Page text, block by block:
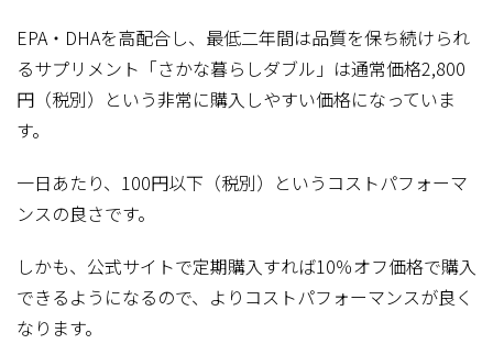
EPA・DHAを高配合し、最低二年間は品質を保ち続けられ
るサプリメント「さかな暮らしダブル」は通常価格2,800
円（税別）という非常に購入しやすい価格になっていま
す。
一日あたり、100円以下（税別）というコストパフォーマ
ンスの良さです。
しかも、公式サイトで定期購入すれば10％オフ価格で購入
できるようになるので、よりコストパフォーマンスが良く
なります。